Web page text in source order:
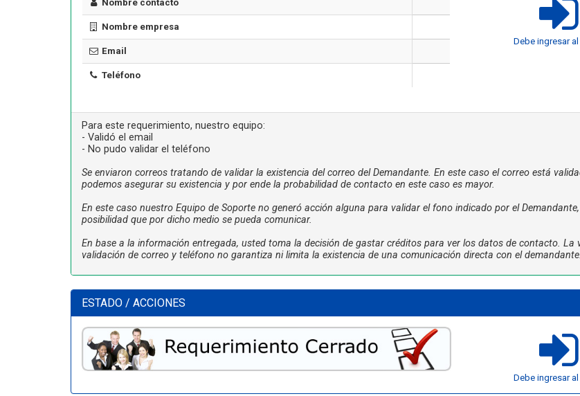
Nombre contacto
Nombre empresa
Email
Teléfono
Debe ingresar
Para este requerimiento, nuestro equipo:
- Validó el email
- No pudo validar el teléfono
Se enviaron correos tratando de validar la existencia del correo del Demandante. En este caso el correo está
podemos asegurar su existencia y por ende la probabilidad de contacto en este caso es mayor.
En este caso nuestro Equipo de Soporte no generó acción alguna para validar el fono indicado por el
posibilidad que por dicho medio se pueda comunicar.
En base a la información entregada, usted toma la decisión de gastar créditos para ver los datos de contacto. La
validación de correo y teléfono no garantiza ni limita la existencia de una comunicación directa con el demandante.
ESTADO / ACCIONES
Debe ingresar
Cómo Formar una Brigada de
¿Cuánto cuesta certificarse en
en 2026? El precio real de los
¿Cuánto
manejo de